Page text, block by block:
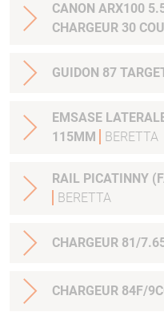
CANON ARX100
CHARGEUR 30
GUIDON 87
EMSASE
115MM
BERETTA
RAIL PICATINNY
BERETTA
CHARGEUR 81/
CHARGEUR 84F/